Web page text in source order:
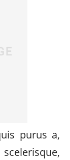
purus a,